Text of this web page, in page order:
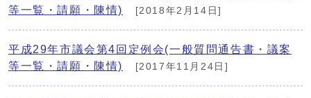
等一覧・請願・陳情)
[2018年2月14日]
平成29年市議会第4回定例会(一般質問通告書・議案
等一覧・請願・陳情)
[2017年11月24日]